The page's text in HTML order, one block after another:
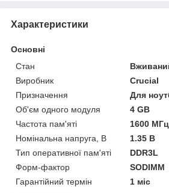
Характеристики
Основні
Стан
Виробник
Crucial
Призначення
Для
Об'єм одного модуля
4 GB
Частота пам'яті
1600 МГц
Номінальна напруга, В
1.35 В
Тип оперативної пам'яті
DDR3L
Форм-фактор
SODIMM
Гарантійний термін
1 міс